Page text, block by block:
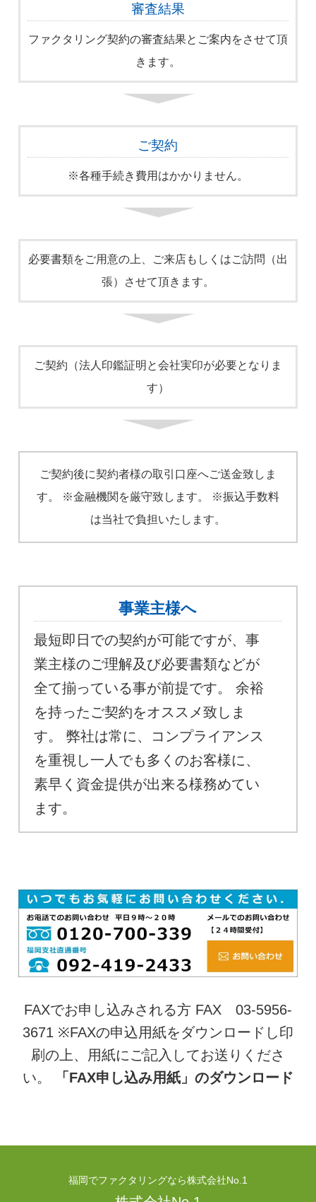
審査結果
ファクタリング契約の審査結果とご案内をさせて頂
きます。
ご契約
※各種手続き費用はかかりません。
必要書類をご用意の上、ご来店もしくはご訪問（出
張）させて頂きます。
ご契約（法人印鑑証明と会社実印が必要となりま
す）
ご契約後に契約者様の取引口座へご送金致しま
す。 ※金融機関を厳守致します。 ※振込手数料
は当社で負担いたします。
事業主様へ
最短即日での契約が可能ですが、事
業主様のご理解及び必要書類などが
全て揃っている事が前提です。 余裕
を持ったご契約をオススメ致しま
す。 弊社は常に、コンプライアンス
を重視し一人でも多くのお客様に、
素早く資金提供が出来る様務めてい
ます。
FAXでお申し込みされる方 FAX 03-5956-
3671 ※FAXの申込用紙をダウンロードし印
刷の上、用紙にご記入してお送りくださ
い。
「FAX申し込み用紙」のダウンロード
福岡でファクタリングなら株式会社No.1